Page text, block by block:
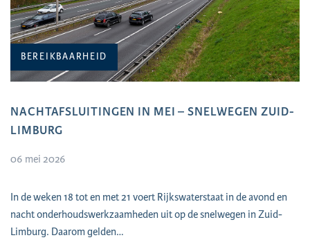
BEREIKBAARHEID
NACHTAFSLUITINGEN IN MEI – SNELWEGEN ZUID-
LIMBURG
06 mei 2026
In de weken 18 tot en met 21 voert Rijkswaterstaat in de avond en
nacht onderhoudswerkzaamheden uit op de snelwegen in Zuid-
Limburg. Daarom gelden…